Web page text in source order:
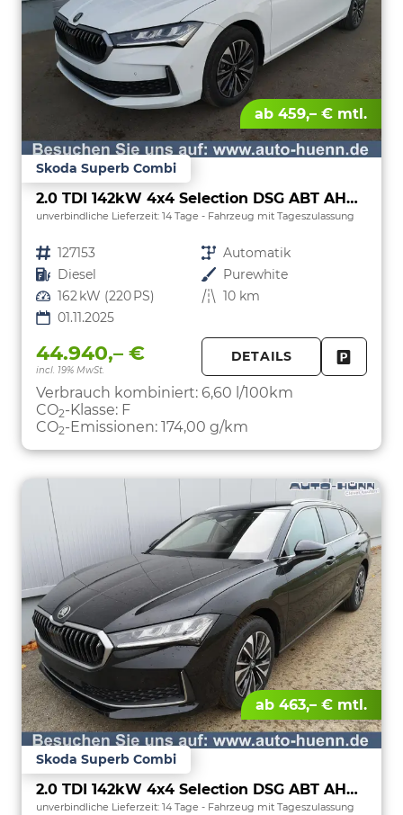
ab 459,– € mtl.
Skoda Superb Combi
2.0 TDI 142kW 4x4 Selection DSG ABT AHK 360 Head Up Pano
unverbindliche Lieferzeit: 14 Tage Fahrzeug mit Tageszulassung
Fahrzeugnr. 127153 Getriebe Automatik
Kraftstoff Diesel Außenfarbe Purewhite
Leistung 162 kW (220 PS) Kilometerstand 10 km
01.11.2025
44.940,– €
incl. 19% MwSt.
DETAILS
Verbrauch kombiniert: 6,60 l/100km
CO2-Klasse: F
CO2-Emissionen: 174,00 g/km
ab 463,– € mtl.
Skoda Superb Combi
2.0 TDI 142kW 4x4 Selection DSG ABT AHK 360 Head Up Pano
unverbindliche Lieferzeit: 14 Tage Fahrzeug mit Tageszulassung